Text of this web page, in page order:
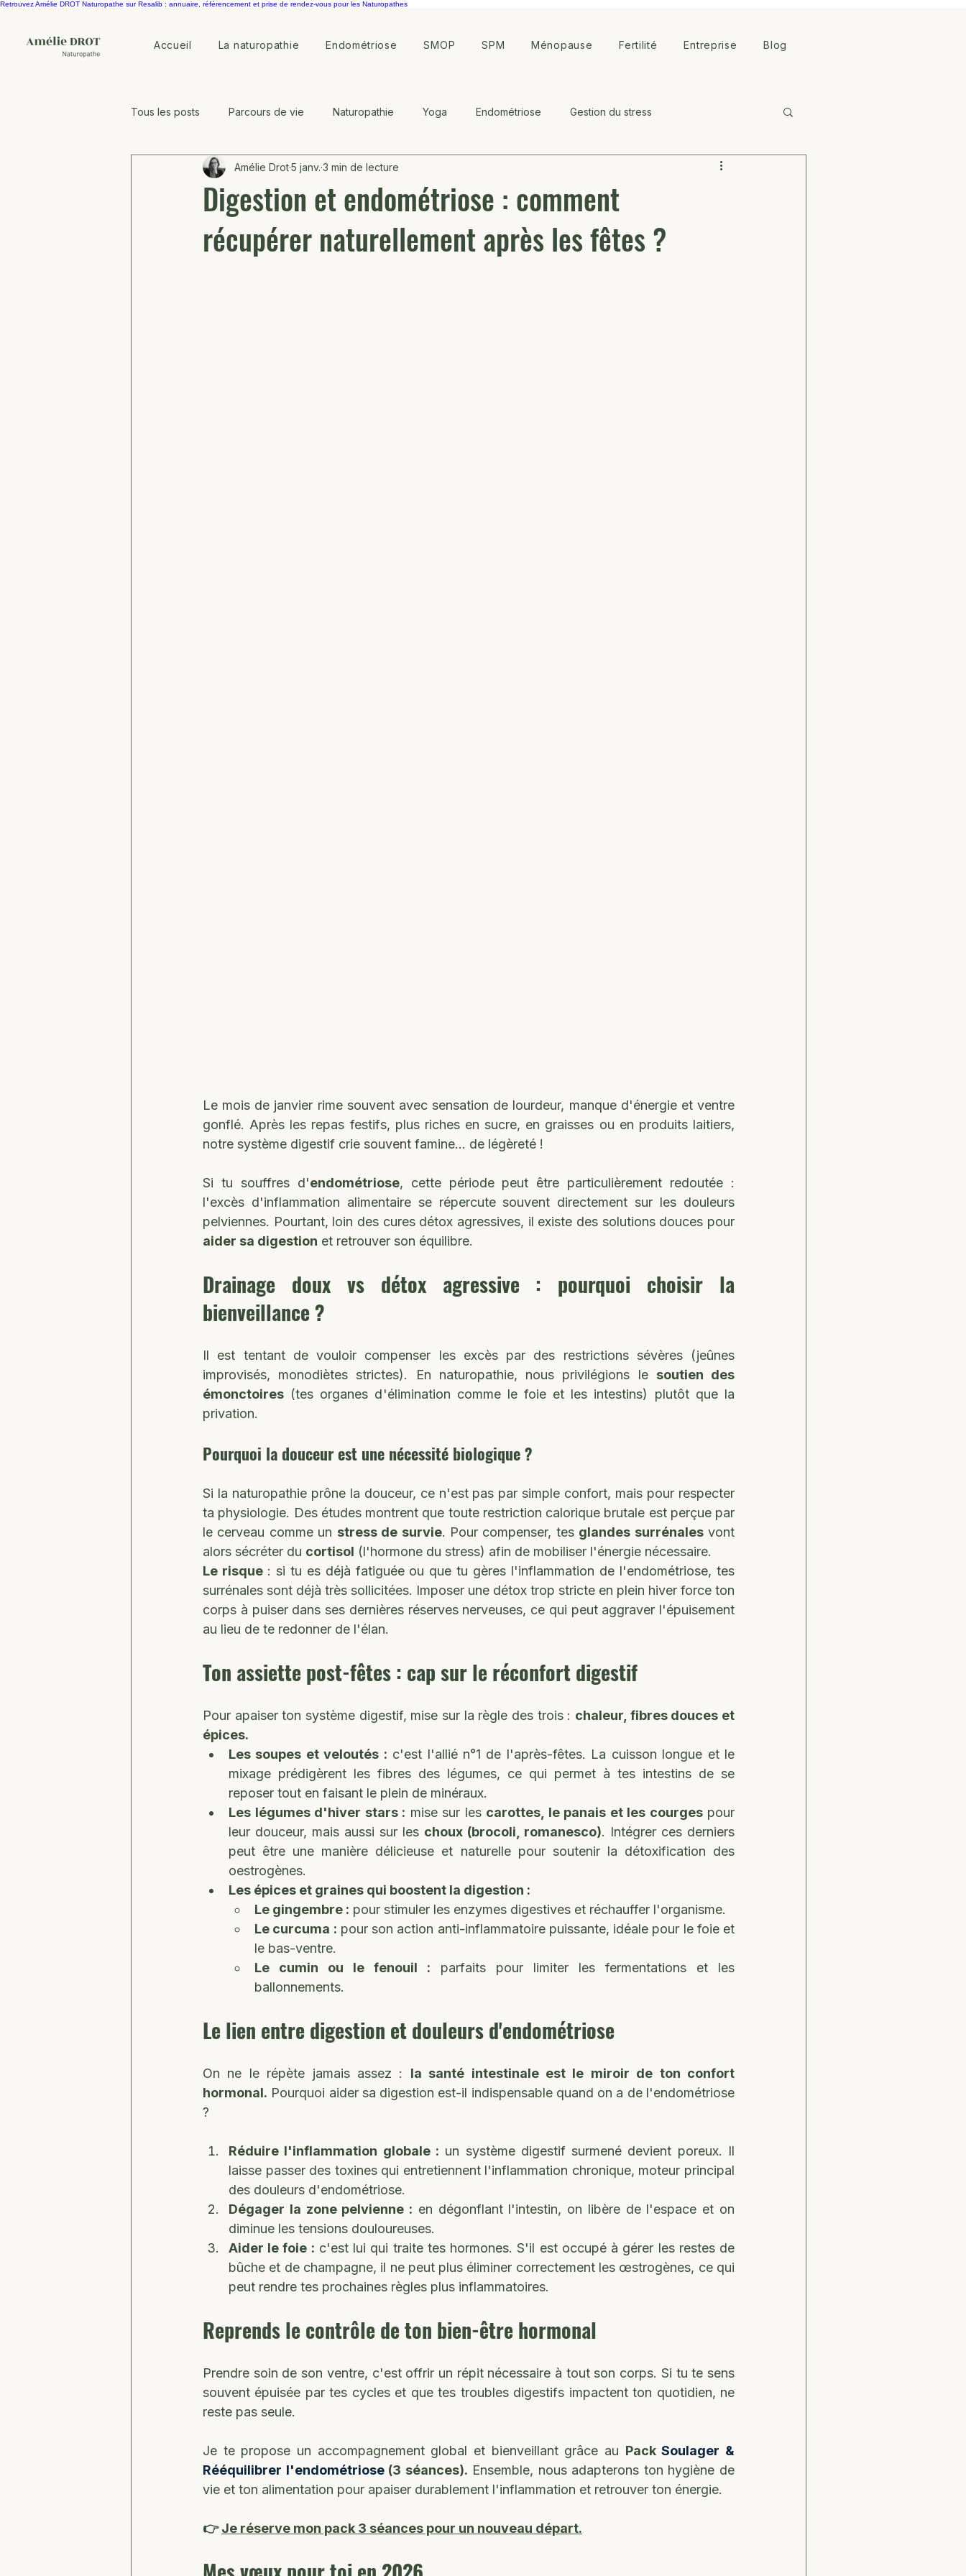
Retrouvez Amélie DROT Naturopathe sur Resalib : annuaire, référencement et prise de rendez-vous pour les Naturopathes
Accueil La naturopathie Endométriose SMOP SPM Ménopause Fertilité Entreprise Blog
Tous les posts Parcours de vie Naturopathie Yoga Endométriose Gestion du stress
Equilibre horomonal Microbiote Symptothermie
Digestion et endométriose : comment
récupérer naturellement après les fêtes ?
Amélie Drot5 janv. 3 min de lecture
Le mois de janvier rime souvent avec sensation de lourdeur, manque d'énergie et ventre
gonflé. Après les repas festifs, plus riches en sucre, en graisses ou en produits laitiers,
notre système digestif crie souvent famine... de légèreté !
Si tu souffres d'endométriose, cette période peut être particulièrement redoutée :
l'excès d'inflammation alimentaire se répercute souvent directement sur les douleurs
aider sa digestion et retrouver son équilibre.
Drainage doux vs détox agressive : pourquoi choisir la
bienveillance ?
Il est tentant de vouloir compenser les excès par des restrictions sévères (jeûnes
improvisés, monodiètes strictes). En naturopathie, nous privilégions le soutien des
émonctoires (tes organes d'élimination comme le foie et les intestins) plutôt que la
privation.
Pourquoi la douceur est une nécessité biologique ?
Si la naturopathie prône la douceur, ce n'est pas par simple confort, mais pour respecter
ta physiologie. Des études montrent que toute restriction calorique brutale est perçue par
le cerveau comme un stress de survie. Pour compenser, tes glandes surrénales vont
alors sécréter du cortisol (l'hormone du stress) afin de mobiliser l'énergie nécessaire.
Le risque : si tu es déjà fatiguée ou que tu gères l'inflammation de l'endométriose, tes
surrénales sont déjà très sollicitées. Imposer une détox trop stricte en plein hiver force ton
corps à puiser dans ses dernières réserves nerveuses, ce qui peut aggraver l'épuisement
au lieu de te redonner de l'élan.
Ton assiette post-fêtes : cap sur le réconfort digestif
Pour apaiser ton système digestif, mise sur la règle des trois : chaleur, fibres douces et
épices.
Les soupes et veloutés : c'est l'allié n°1 de l'après-fêtes. La cuisson longue et le
mixage prédigèrent les fibres des légumes, ce qui permet à tes intestins de se
reposer tout en faisant le plein de minéraux.
Les légumes d'hiver stars : mise sur les carottes, le panais et les courges pour
leur douceur, mais aussi sur les choux (brocoli, romanesco). Intégrer ces derniers
peut être une manière délicieuse et naturelle pour soutenir la détoxification des
oestrogènes.
Les épices et graines qui boostent la digestion :
Le gingembre : pour stimuler les enzymes digestives et réchauffer l'organisme.
Le curcuma : pour son action anti-inflammatoire puissante, idéale pour le foie et
le bas-ventre.
Le cumin ou le fenouil : parfaits pour limiter les fermentations et les
ballonnements.
Le lien entre digestion et douleurs d'endométriose
On ne le répète jamais assez : la santé intestinale est le miroir de ton confort
hormonal. Pourquoi aider sa digestion est-il indispensable quand on a de l'endométriose
?
Réduire l'inflammation globale : un système digestif surmené devient poreux. Il
laisse passer des toxines qui entretiennent l'inflammation chronique, moteur principal
des douleurs d'endométriose.
Dégager la zone pelvienne : en dégonflant l'intestin, on libère de l'espace et on
diminue les tensions douloureuses.
Aider le foie : c'est lui qui traite tes hormones. S'il est occupé à gérer les restes de
bûche et de champagne, il ne peut plus éliminer correctement les œstrogènes, ce qui
peut rendre tes prochaines règles plus inflammatoires.
Reprends le contrôle de ton bien-être hormonal
Prendre soin de son ventre, c'est offrir un répit nécessaire à tout son corps. Si tu te sens
souvent épuisée par tes cycles et que tes troubles digestifs impactent ton quotidien, ne
reste pas seule.
Je te propose un accompagnement global et bienveillant grâce au Pack Soulager &
Rééquilibrer l'endométriose (3 séances). Ensemble, nous adapterons ton hygiène de
vie et ton alimentation pour apaiser durablement l'inflammation et retrouver ton énergie.
👉 Je réserve mon pack 3 séances pour un nouveau départ.